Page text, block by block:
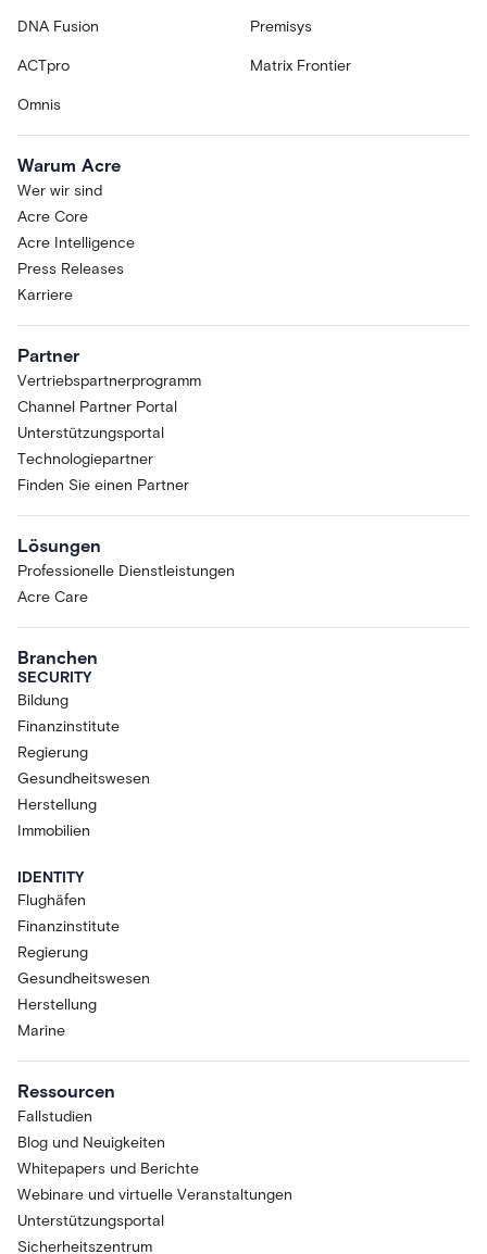
DNA Fusion Premisys
ACTpro Matrix Frontier
Omnis
Warum Acre
Wer wir sind
Acre Core
Acre Intelligence
Press Releases
Karriere
Partner
Vertriebspartnerprogramm
Channel Partner Portal
Unterstützungsportal
Technologiepartner
Finden Sie einen Partner
Lösungen
Professionelle Dienstleistungen
Acre Care
Branchen
SECURITY
Bildung
Finanzinstitute
Regierung
Gesundheitswesen
Herstellung
Immobilien
IDENTITY
Flughäfen
Finanzinstitute
Regierung
Gesundheitswesen
Herstellung
Marine
Ressourcen
Fallstudien
Blog und Neuigkeiten
Whitepapers und Berichte
Webinare und virtuelle Veranstaltungen
Unterstützungsportal
Sicherheitszentrum